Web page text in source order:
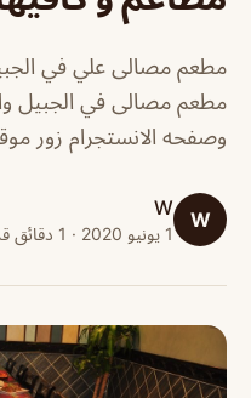
مطعم مصالى علي في
مطعم مصالى في الجبيل
وصفحه الانستجرام زور
W
W
1 يونيو 2020 · 1 دقائق قراءة